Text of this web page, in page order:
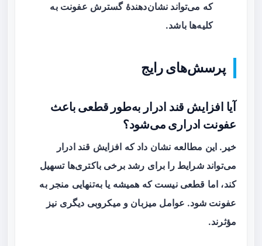
که می‌تواند نشان‌دهندهٔ گسترش عفونت به
کلیه‌ها باشد.
پرسش‌های رایج
آیا افزایش قند ادرار به‌طور قطعی باعث
عفونت ادراری می‌شود؟
خیر. این مطالعه نشان داد که افزایش قند ادرار
می‌تواند شرایط را برای رشد برخی باکتری‌ها تسهیل
کند، اما قطعی نیست که همیشه یا به‌تنهایی منجر به
عفونت شود. عوامل میزبان و میکروبی دیگری نیز
مؤثرند.